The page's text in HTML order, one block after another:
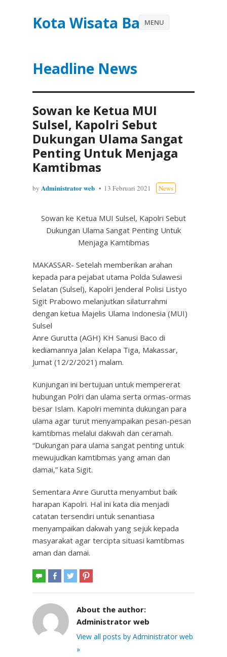
Kota Wisata Batu
Headline News
MENU
Sowan ke Ketua MUI
Sulsel, Kapolri Sebut
Dukungan Ulama Sangat
Penting Untuk Menjaga
Kamtibmas
by Administrator web 13 Februari 2021 News
Sowan ke Ketua MUI Sulsel, Kapolri Sebut
Dukungan Ulama Sangat Penting Untuk
Menjaga Kamtibmas
MAKASSAR- Setelah memberikan arahan
kepada para pejabat utama Polda Sulawesi
Selatan (Sulsel), Kapolri Jenderal Polisi Listyo
Sigit Prabowo melanjutkan silaturrahmi
dengan ketua Majelis Ulama Indonesia (MUI)
Sulsel
Anre Gurutta (AGH) KH Sanusi Baco di
kediamannya Jalan Kelapa Tiga, Makassar,
Jumat (12/2/2021) malam.
Kunjungan ini bertujuan untuk mempererat
hubungan Polri dan ulama serta ormas-ormas
besar Islam. Kapolri meminta dukungan para
ulama agar turut menyampaikan pesan-pesan
kamtibmas melalui dakwah dan ceramah.
“Dukungan para ulama sangat penting untuk
mewujudkan kamtibmas yang aman dan
damai,” kata Sigit.
Sementara Anre Gurutta menyambut baik
harapan Kapolri. Hal ini kata dia menjadi
catatan tersendiri untuk senantiasa
menyampaikan dakwah yang sejuk kepada
masyarakat agar tercipta situasi kamtibmas
aman dan damai.
About the author:
Administrator web
View all posts by Administrator web
»